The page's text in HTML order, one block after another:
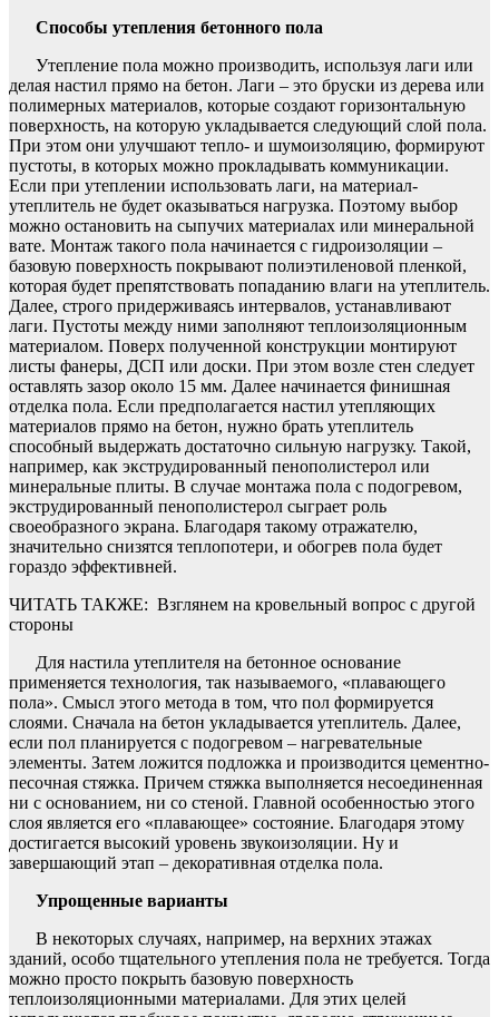
Способы утепления бетонного пола
Утепление пола можно производить, используя лаги или
делая настил прямо на бетон. Лаги – это бруски из дерева или
полимерных материалов, которые создают горизонтальную
поверхность, на которую укладывается следующий слой пола.
При этом они улучшают тепло- и шумоизоляцию, формируют
пустоты, в которых можно прокладывать коммуникации.
Если при утеплении использовать лаги, на материал-
утеплитель не будет оказываться нагрузка. Поэтому выбор
можно остановить на сыпучих материалах или минеральной
вате. Монтаж такого пола начинается с гидроизоляции –
базовую поверхность покрывают полиэтиленовой пленкой,
которая будет препятствовать попаданию влаги на утеплитель.
Далее, строго придерживаясь интервалов, устанавливают
лаги. Пустоты между ними заполняют теплоизоляционным
материалом. Поверх полученной конструкции монтируют
листы фанеры, ДСП или доски. При этом возле стен следует
оставлять зазор около 15 мм. Далее начинается финишная
отделка пола. Если предполагается настил утепляющих
материалов прямо на бетон, нужно брать утеплитель
способный выдержать достаточно сильную нагрузку. Такой,
например, как экструдированный пенополистерол или
минеральные плиты. В случае монтажа пола с подогревом,
экструдированный пенополистерол сыграет роль
своеобразного экрана. Благодаря такому отражателю,
значительно снизятся теплопотери, и обогрев пола будет
гораздо эффективней.
ЧИТАТЬ ТАКЖЕ: Взглянем на кровельный вопрос с другой
стороны
Для настила утеплителя на бетонное основание
применяется технология, так называемого, «плавающего
пола». Смысл этого метода в том, что пол формируется
слоями. Сначала на бетон укладывается утеплитель. Далее,
если пол планируется с подогревом – нагревательные
элементы. Затем ложится подложка и производится цементно-
песочная стяжка. Причем стяжка выполняется несоединенная
ни с основанием, ни со стеной. Главной особенностью этого
слоя является его «плавающее» состояние. Благодаря этому
достигается высокий уровень звукоизоляции. Ну и
завершающий этап – декоративная отделка пола.
Упрощенные варианты
В некоторых случаях, например, на верхних этажах
зданий, особо тщательного утепления пола не требуется. Тогда
можно просто покрыть базовую поверхность
теплоизоляционными материалами. Для этих целей